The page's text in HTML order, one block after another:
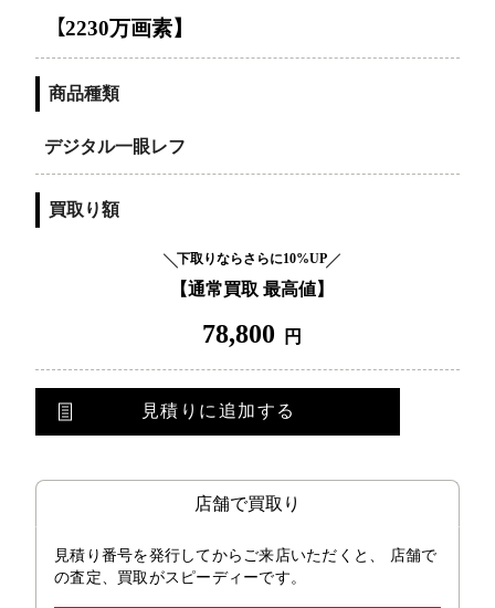
【2230万画素】
商品種類
デジタル一眼レフ
買取り額
下取りならさらに10%UP
【通常買取 最高値】
78,800 円
見積りに追加する
店舗で買取り
見積り番号を発行してからご来店いただくと、 店舗で
の査定、買取がスピーディーです。